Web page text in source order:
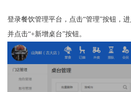
登录餐饮管理平台，点击“管理”按钮，进
并点击“+新增桌台”按钮。